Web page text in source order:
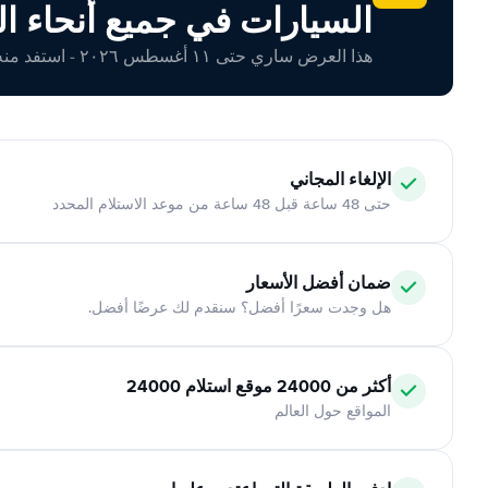
السيارات في جميع أنحاء
هذا العرض ساري حتى ١١ أغسطس ٢٠٢٦ - استفد منه اليوم!
الإلغاء المجاني
حتى 48 ساعة قبل 48 ساعة من موعد الاستلام المحدد
ضمان أفضل الأسعار
هل وجدت سعرًا أفضل؟ سنقدم لك عرضًا أفضل.
أكثر من 24000 موقع استلام 24000
المواقع حول العالم